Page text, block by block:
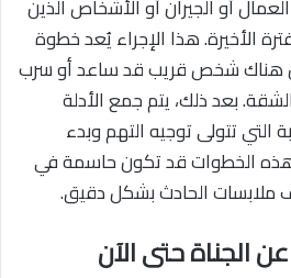
أو الجيران أو الأشخاص الذين
الأخيرة. هذا الإجراء يُعد خطوة
هناك شخص قريب قد ساعد أو سرب
بعد ذلك، يتم جمع الأدلة
التي تتولى توجيه التهم وبدء
هذه الخطوات قد تكون حاسمة في
ملابسات الحادث بشكل دقيق.
الجناة حتى الآن